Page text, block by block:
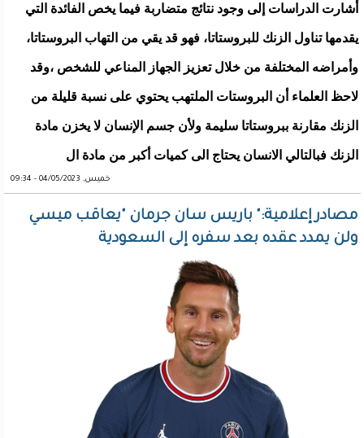
أشارت الدراسات إلى وجود نتائج متضاربة فيما يخص الفائدة التي
يقدمها تناول الزنك للبروستاتا، فهو قد يقي من التهاب البروستاتا،
وأمراضه المختلفة من خلال تعزيز الجهاز المناعي للشخص ،وقد
لاحظ العلماء أن البروستات الملتهب يحتوي على نسبة قليلة من
الزنك مقارنة ببروستاتا سليمة ولأن جسم الإنسان لا يخزن مادة
الزنك فبالتالي الانسان يحتاج الى كميات أكبر من مادة ال
خميس, 04/05/2023 - 09:34
مصادر إعلامية:" باريس سان جرمان "يعاقب ميسي
ولن يمدد عقده بعد سفره إلى السعودية